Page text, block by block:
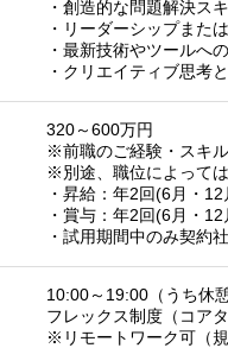
・創造的な問題解決ス
・リーダーシップまた
・最新技術やツールへ
・クリエイティブ思考
320～600万円
※前職のご経験・スキ
※別途、職位によって
・昇給：年2回(6月・12
・賞与：年2回(6月・12
・試用期間中のみ契約
10:00～19:00（うち休
フレックス制度（コア
※リモートワーク可（規